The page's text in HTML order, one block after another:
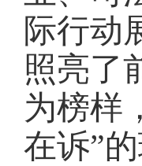
际行动
照亮了
为榜样
在诉”